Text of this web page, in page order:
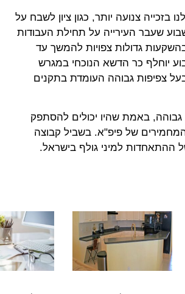
צנועה יותר, כגון ציון לשבח על
שעבר העירייה על תחילת העבודות
גדולות צפויות להמשך עד
יוחלף כר הדשא הנוכחי במגרש
צפיפות גבוהה העומדת בתקנים
באמת שהיו יכולים להסתפק
של פיפ"א. בשביל קבוצה
ההתאחדות למיני גולף בישראל.